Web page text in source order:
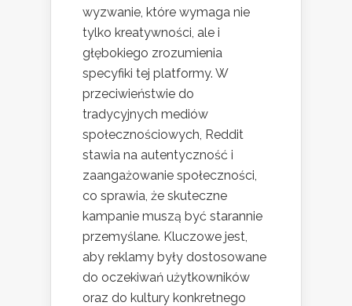
wyzwanie, które wymaga nie
tylko kreatywności, ale i
głębokiego zrozumienia
specyfiki tej platformy. W
przeciwieństwie do
tradycyjnych mediów
społecznościowych, Reddit
stawia na autentyczność i
zaangażowanie społeczności,
co sprawia, że skuteczne
kampanie muszą być starannie
przemyślane. Kluczowe jest,
aby reklamy były dostosowane
do oczekiwań użytkowników
oraz do kultury konkretnego